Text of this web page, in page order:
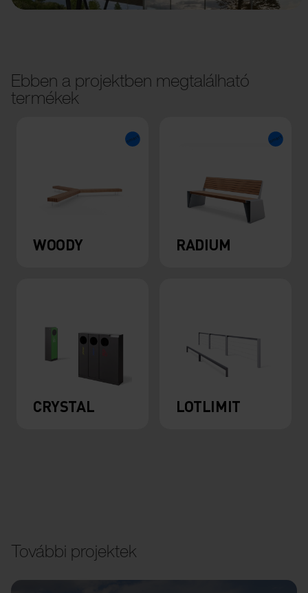
Ebben a projektben megtalálható
termékek
WOODY RADIUM
CRYSTAL LOTLIMIT
További projektek